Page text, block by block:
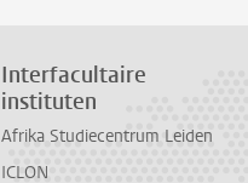
Interfacultaire
instituten
Afrika Studiecentrum Leiden
ICLON